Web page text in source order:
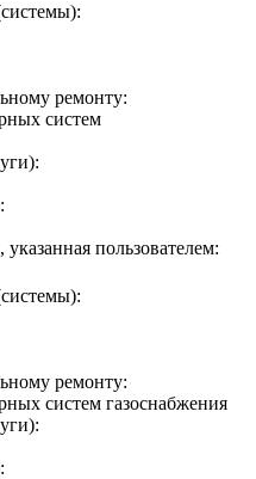
ремонту:
систем
пользователем:
ремонту:
систем газоснабжения